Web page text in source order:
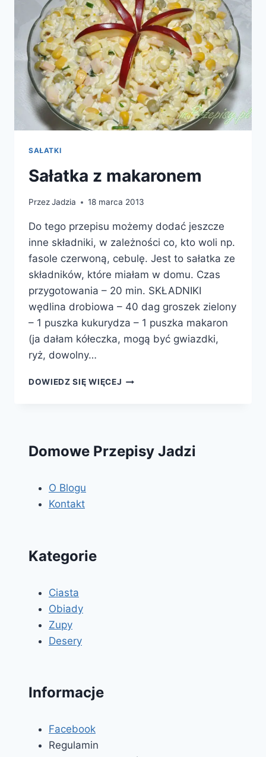
SAŁATKI
Sałatka z makaronem
PrzezJadzia 18 marca 2013
Do tego przepisu możemy dodać jeszcze
inne składniki, w zależności co, kto woli np.
fasole czerwoną, cebulę. Jest to sałatka ze
składników, które miałam w domu. Czas
przygotowania – 20 min. SKŁADNIKI
wędlina drobiowa – 40 dag groszek zielony
– 1 puszka kukurydza – 1 puszka makaron
(ja dałam kółeczka, mogą być gwiazdki,
ryż, dowolny…
DOWIEDZ SIĘ WIĘCEJ SAŁATKA
Domowe Przepisy Jadzi
O Blogu
Kontakt
Kategorie
Ciasta
Obiady
Zupy
Desery
Informacje
Facebook
Regulamin